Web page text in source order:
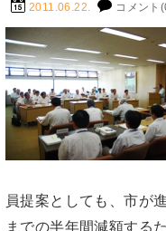
2011.06.22. コメント
員提案としても、市が
までの半年間減額する